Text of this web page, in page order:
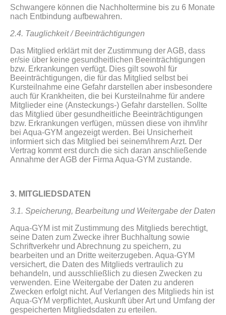
Schwangere können die Nachholtermine bis zu 6 Monate
nach Entbindung aufbewahren.
2.4. Tauglichkeit / Beeinträchtigungen
Das Mitglied erklärt mit der Zustimmung der AGB, dass
er/sie über keine gesundheitlichen Beeinträchtigungen
bzw. Erkrankungen verfügt. Dies gilt sowohl für
Beeinträchtigungen, die für das Mitglied selbst bei
Kursteilnahme eine Gefahr darstellen aber insbesondere
auch für Krankheiten, die bei Kursteilnahme für andere
Mitglieder eine (Ansteckungs-) Gefahr darstellen. Sollte
das Mitglied über gesundheitliche Beeinträchtigungen
bzw. Erkrankungen verfügen, müssen diese von ihm/ihr
bei Aqua-GYM angezeigt werden. Bei Unsicherheit
informiert sich das Mitglied bei seinem/ihrem Arzt. Der
Vertrag kommt erst durch die sich daran anschließende
Annahme der AGB der Firma Aqua-GYM zustande.
3. MITGLIEDSDATEN
3.1. Speicherung, Bearbeitung und Weitergabe der Daten
Aqua-GYM ist mit Zustimmung des Mitglieds berechtigt,
seine Daten zum Zwecke ihrer Buchhaltung sowie
Schriftverkehr und Abrechnung zu speichern, zu
bearbeiten und an Dritte weiterzugeben. Aqua-GYM
versichert, die Daten des Mitglieds vertraulich zu
behandeln, und ausschließlich zu diesen Zwecken zu
verwenden. Eine Weitergabe der Daten zu anderen
Zwecken erfolgt nicht. Auf Verlangen des Mitglieds hin ist
Aqua-GYM verpflichtet, Auskunft über Art und Umfang der
gespeicherten Mitgliedsdaten zu erteilen.